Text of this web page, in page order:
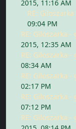
2015, 11:16 AM
RE:
09:04 PM
RE: Giloszarka -
2015, 12:35 AM
RE: Giloszarka -
08:34 AM
RE: Giloszarka -
02:17 PM
RE: Giloszarka -
07:12 PM
RE: Giloszarka -